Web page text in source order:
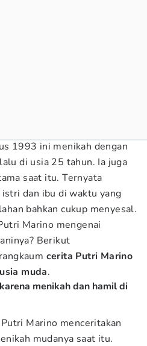
1993 ini menikah dengan
di usia 25 tahun. Ia juga
saat itu. Ternyata
dan ibu di waktu yang
bahkan cukup menyesal.
Marino mengenai
Berikut
cerita Putri Marino
muda.
menikah dan hamil di
Marino menceritakan
mudanya saat itu.